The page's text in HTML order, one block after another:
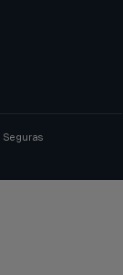
Seguras